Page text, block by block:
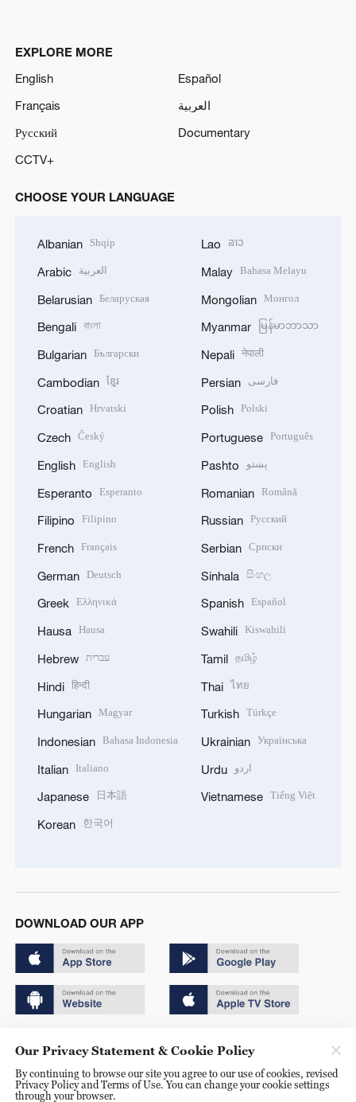
EXPLORE MORE
English
Español
Français
العربية
Русский
Documentary
CCTV+
CHOOSE YOUR LANGUAGE
Albanian Shqip
Arabic العربية
Belarusian Беларуская
Bengali বাংলা
Bulgarian Български
Cambodian ខ្មែរ
Croatian Hrvatski
Czech Český
English English
Esperanto Esperanto
Filipino Filipino
French Français
German Deutsch
Greek Ελληνικά
Hausa Hausa
Hebrew עברית
Hindi हिन्दी
Hungarian Magyar
Indonesian Bahasa Indonesia
Italian Italiano
Japanese 日本語
Korean 한국어
Lao ລາວ
Malay Bahasa Melayu
Mongolian Монгол
Myanmar မြန်မာဘာသာ
Nepali नेपाली
Persian فارسی
Polish Polski
Portuguese Português
Pashto پښتو
Romanian Română
Russian Русский
Serbian Српски
Sinhala සිංහල
Spanish Español
Swahili Kiswahili
Tamil தமிழ்
Thai ไทย
Turkish Türkçe
Ukrainian Українська
Urdu اردو
Vietnamese Tiếng Việt
DOWNLOAD OUR APP
京ICP备20000184号
京公网安备 11010502050052号
Our Privacy Statement & Cookie Policy
By continuing to browse our site you agree to our use of cookies, revised
Privacy Policy and Terms of Use. You can change your cookie settings
through your browser.